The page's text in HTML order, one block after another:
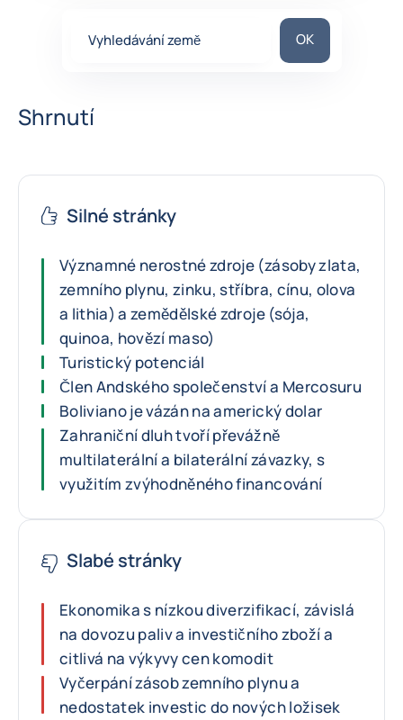
Vyhledávání země Vyhledávání
OK
Shrnutí
Silné stránky
Významné nerostné zdroje (zásoby zlata,
zemního plynu, zinku, stříbra, cínu, olova
a lithia) a zemědělské zdroje (sója,
quinoa, hovězí maso)
Turistický potenciál
Člen Andského společenství a Mercosuru
Boliviano je vázán na americký dolar
Zahraniční dluh tvoří převážně
multilaterální a bilaterální závazky, s
využitím zvýhodněného financování
Slabé stránky
Ekonomika s nízkou diverzifikací, závislá
na dovozu paliv a investičního zboží a
citlivá na výkyvy cen komodit
Vyčerpání zásob zemního plynu a
nedostatek investic do nových ložisek